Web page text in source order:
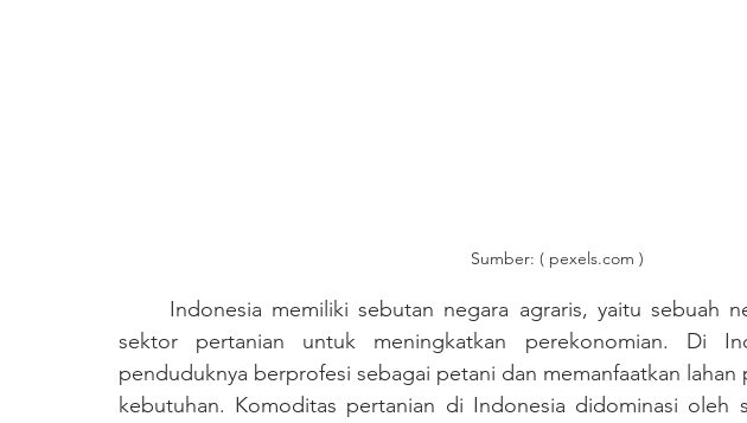
Sumber: ( pexels.com )
sektor pertanian untuk meningkatkan perekonomian. Di
penduduknya berprofesi sebagai petani dan memanfaatkan
kebutuhan. Komoditas pertanian di Indonesia didominasi oleh